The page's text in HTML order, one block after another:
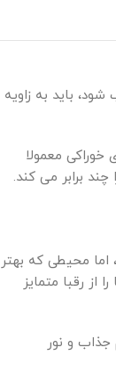
باید به زاویه
معمولا
برابر می کند.
محیطی که بهتر
رقبا متمایز
و نور